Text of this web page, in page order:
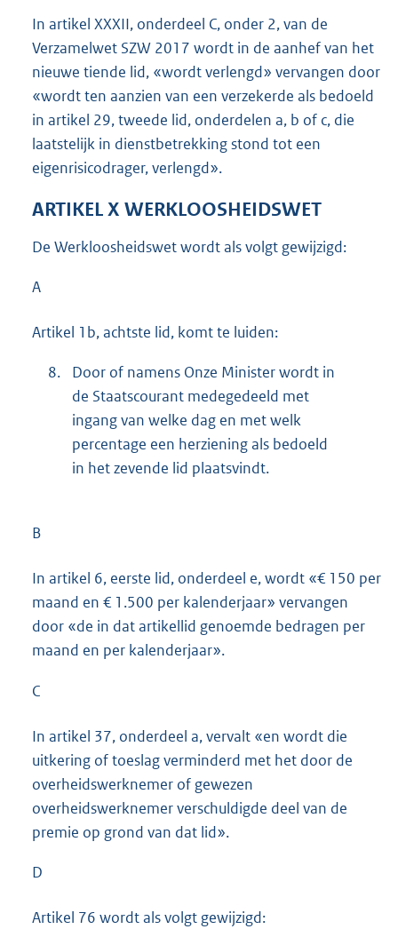
In artikel XXXII, onderdeel C, onder 2, van de
Verzamelwet SZW 2017 wordt in de aanhef van het
nieuwe tiende lid, «wordt verlengd» vervangen door
«wordt ten aanzien van een verzekerde als bedoeld
in artikel 29, tweede lid, onderdelen a, b of c, die
laatstelijk in dienstbetrekking stond tot een
eigenrisicodrager, verlengd».
ARTIKEL X WERKLOOSHEIDSWET
De Werkloosheidswet wordt als volgt gewijzigd:
A
Artikel 1b, achtste lid, komt te luiden:
8.
Door of namens Onze Minister wordt in
de Staatscourant medegedeeld met
ingang van welke dag en met welk
percentage een herziening als bedoeld
in het zevende lid plaatsvindt.
B
In artikel 6, eerste lid, onderdeel e, wordt «€ 150 per
maand en € 1.500 per kalenderjaar» vervangen
door «de in dat artikellid genoemde bedragen per
maand en per kalenderjaar».
C
In artikel 37, onderdeel a, vervalt «en wordt die
uitkering of toeslag verminderd met het door de
overheidswerknemer of gewezen
overheidswerknemer verschuldigde deel van de
premie op grond van dat lid».
D
Artikel 76 wordt als volgt gewijzigd: